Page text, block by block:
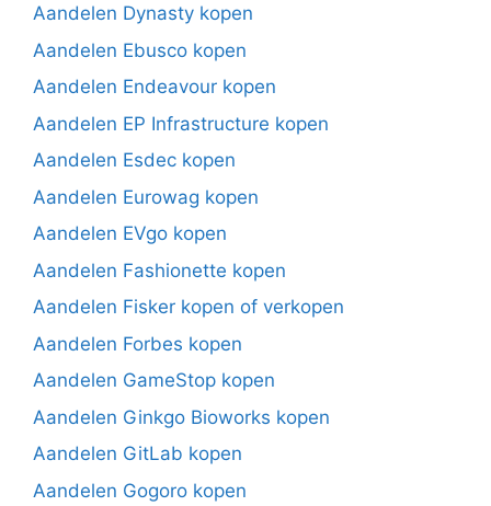
Aandelen Dynasty kopen
Aandelen Ebusco kopen
Aandelen Endeavour kopen
Aandelen EP Infrastructure kopen
Aandelen Esdec kopen
Aandelen Eurowag kopen
Aandelen EVgo kopen
Aandelen Fashionette kopen
Aandelen Fisker kopen of verkopen
Aandelen Forbes kopen
Aandelen GameStop kopen
Aandelen Ginkgo Bioworks kopen
Aandelen GitLab kopen
Aandelen Gogoro kopen